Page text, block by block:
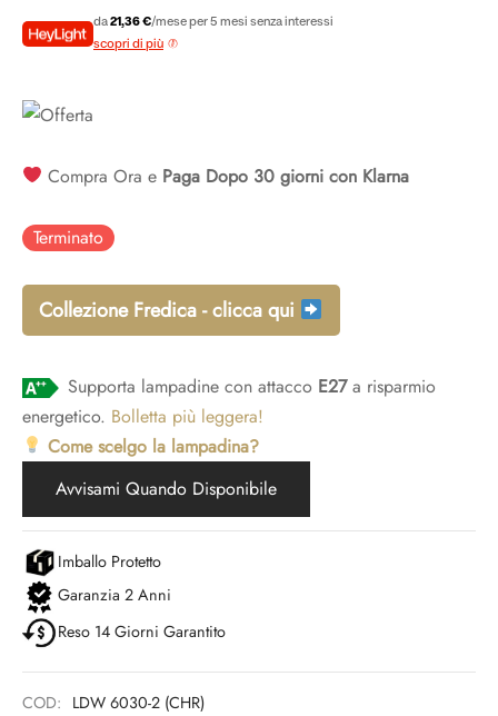
originaleattuale è:
da21,36 €/mese per 5 mesi senza interessi
scopri di più
Compra Ora e Paga Dopo 30 giorni con Klarna
Terminato
Collezione Fredica - clicca qui
Supporta lampadine con attacco E27a risparmio
energetico. Bolletta più leggera!
Come scelgo la lampadina?
Avvisami Quando Disponibile
Imballo Protetto
Garanzia 2 Anni
Reso 14 Giorni Garantito
COD: LDW 6030-2 (CHR)
a sospensione vetro
a gabbia
per camera da letto